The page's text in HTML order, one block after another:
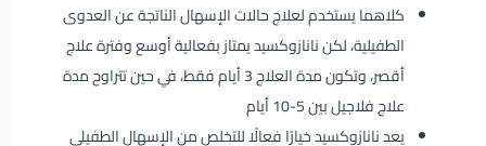
كلاهما يستخدم لعلاج حالات الإسهال الناتجة عن العدوى
الطفيلية، لكن نانازوكسيد يمتاز بفعالية أوسع وفترة علاج
أقصر، وتكون مدة العلاج 3 أيام فقط، في حين تتراوح مدة
علاج فلاجيل بين 5-10 أيام
يعد نانازوكسيد خيارًا فعالًا للتخلص من الإسهال الطفيلي